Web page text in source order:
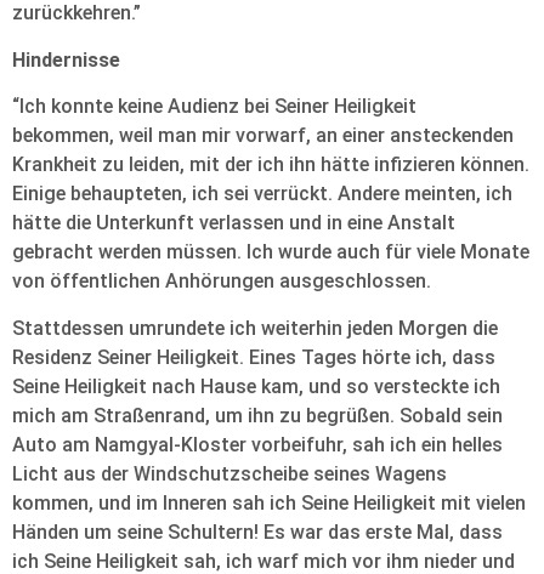
zurückkehren.”
Hindernisse
“Ich konnte keine Audienz bei Seiner Heiligkeit
bekommen, weil man mir vorwarf, an einer ansteckenden
Krankheit zu leiden, mit der ich ihn hätte infizieren können.
Einige behaupteten, ich sei verrückt. Andere meinten, ich
hätte die Unterkunft verlassen und in eine Anstalt
gebracht werden müssen. Ich wurde auch für viele Monate
von öffentlichen Anhörungen ausgeschlossen.
Stattdessen umrundete ich weiterhin jeden Morgen die
Residenz Seiner Heiligkeit. Eines Tages hörte ich, dass
Seine Heiligkeit nach Hause kam, und so versteckte ich
mich am Straßenrand, um ihn zu begrüßen. Sobald sein
Auto am Namgyal-Kloster vorbeifuhr, sah ich ein helles
Licht aus der Windschutzscheibe seines Wagens
kommen, und im Inneren sah ich Seine Heiligkeit mit vielen
Händen um seine Schultern! Es war das erste Mal, dass
ich Seine Heiligkeit sah, ich warf mich vor ihm nieder und